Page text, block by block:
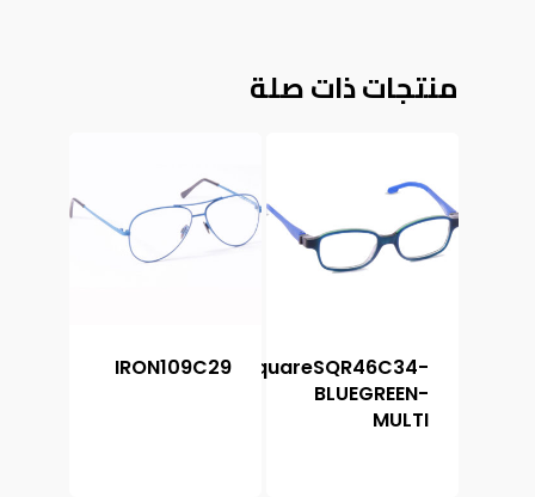
منتجات ذات صلة
SquareSQR46C34-
BLUEGREEN-
MULTI
IRON109C29